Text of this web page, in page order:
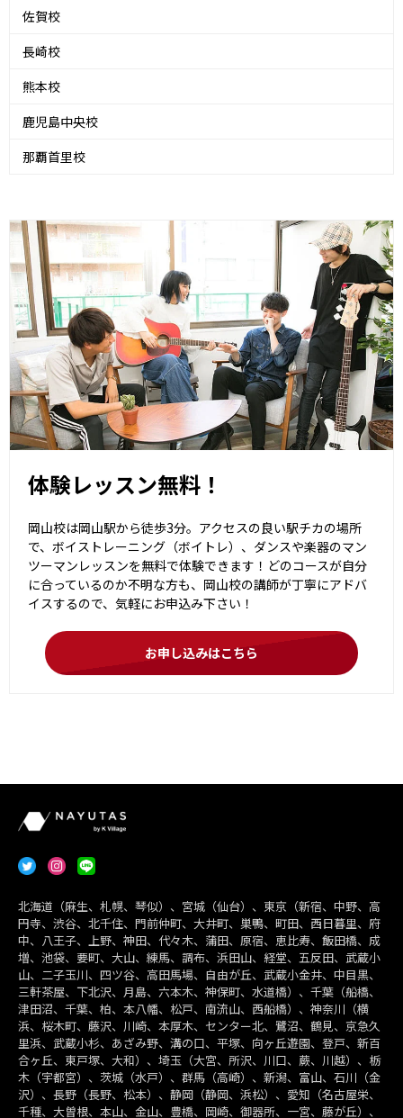
佐賀校
長崎校
熊本校
鹿児島中央校
那覇首里校
体験レッスン無料！
岡山校は岡山駅から徒歩3分。アクセスの良い駅チカの場所
で、ボイストレーニング（ボイトレ）、ダンスや楽器のマン
ツーマンレッスンを無料で体験できます！どのコースが自分
に合っているのか不明な方も、岡山校の講師が丁寧にアドバ
イスするので、気軽にお申込み下さい！
お申し込みはこちら
北海道（麻生、札幌、琴似）、宮城（仙台）、東京（新宿、中野、高
円寺、渋谷、北千住、門前仲町、大井町、巣鴨、町田、西日暮里、府
中、八王子、上野、神田、代々木、蒲田、原宿、恵比寿、飯田橋、成
増、池袋、要町、大山、練馬、調布、浜田山、経堂、五反田、武蔵小
山、二子玉川、四ツ谷、高田馬場、自由が丘、武蔵小金井、中目黒、
三軒茶屋、下北沢、月島、六本木、神保町、水道橋）、千葉（船橋、
津田沼、千葉、柏、本八幡、松戸、南流山、西船橋）、神奈川（横
浜、桜木町、藤沢、川崎、本厚木、センター北、鷺沼、鶴見、京急久
里浜、武蔵小杉、あざみ野、溝の口、平塚、向ヶ丘遊園、登戸、新百
合ヶ丘、東戸塚、大和）、埼玉（大宮、所沢、川口、蕨、川越）、栃
木（宇都宮）、茨城（水戸）、群馬（高崎）、新潟、富山、石川（金
沢）、長野（長野、松本）、静岡（静岡、浜松）、愛知（名古屋栄、
千種、大曽根、本山、金山、豊橋、岡崎、御器所、一宮、藤が丘）、